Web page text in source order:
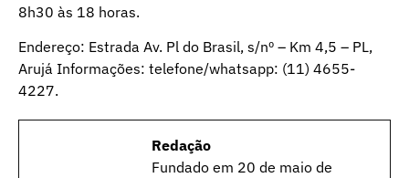
8h30 às 18 horas.
Endereço: Estrada Av. Pl do Brasil, s/nº – Km 4,5 – PL,
Arujá Informações: telefone/whatsapp: (11) 4655-
4227.
Redação
Fundado em 20 de maio de